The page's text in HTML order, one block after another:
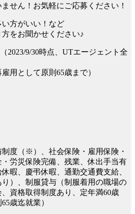
せん！お気軽にご応募ください！
方がいい！など
をお聞かせください♪
2023/9/30時点、UTエージェント全
用として原則65歳まで）
度（※）、社会保険・雇用保険・
労災保険完備、残業、休出手当有
暇、慶弔休暇、通勤交通費支給、
）、制服貸与（制服着用の職場の
資格取得制度あり、定年満60歳
歳迄就業）